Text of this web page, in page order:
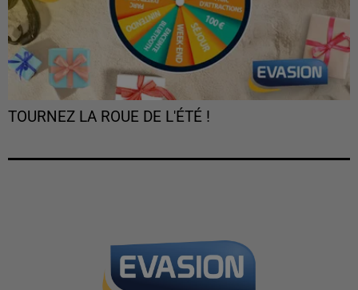
TOURNEZ LA ROUE DE L'ÉTÉ !